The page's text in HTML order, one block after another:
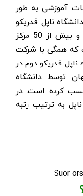
آموزشی به طور
ناپل فدریکو
دوم مجهز به 26 بخش، 4 دانشکده و بیش از 50 مرکز
آکادمی است که همگی با شرکت
فدریکو دوم در
توسط دانشگاه
تونگ رتبه 301 را کسب کرده است. در
به ترتیب رتبه
Suor